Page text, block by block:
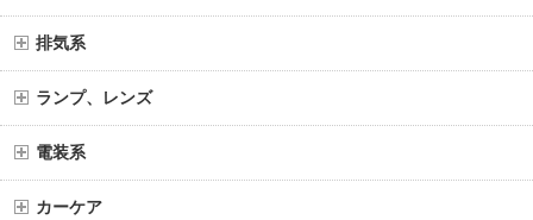
排気系
ランプ、レンズ
電装系
カーケア